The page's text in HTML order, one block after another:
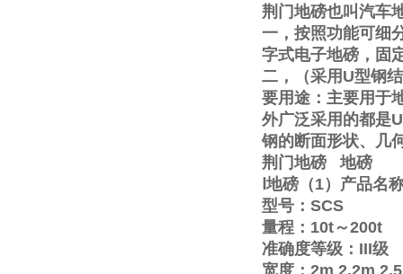
荆门地磅也叫汽车
一，按照功能可细
字式电子地磅，固
二，（采用 U型钢
要用途：主要用于
外广泛采用的都是U
钢的断面形状、几
荆门地磅
地磅
地磅（1）产品名
型号： SCS
量程： 10t～200t
准确度等级： III级
宽度： 2m 2.2m